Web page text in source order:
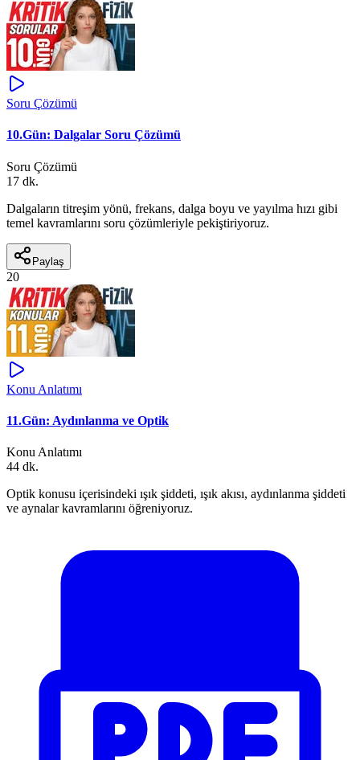
Soru Çözümü
10.Gün: Dalgalar Soru Çözümü
Soru Çözümü
17 dk.
Dalgaların titreşim yönü, frekans, dalga boyu ve yayılma hızı gibi
temel kavramlarını soru çözümleriyle pekiştiriyoruz.
Paylaş
20
Konu Anlatımı
11.Gün: Aydınlanma ve Optik
Konu Anlatımı
44 dk.
Optik konusu içerisindeki ışık şiddeti, ışık akısı, aydınlanma şiddeti
ve aynalar kavramlarını öğreniyoruz.